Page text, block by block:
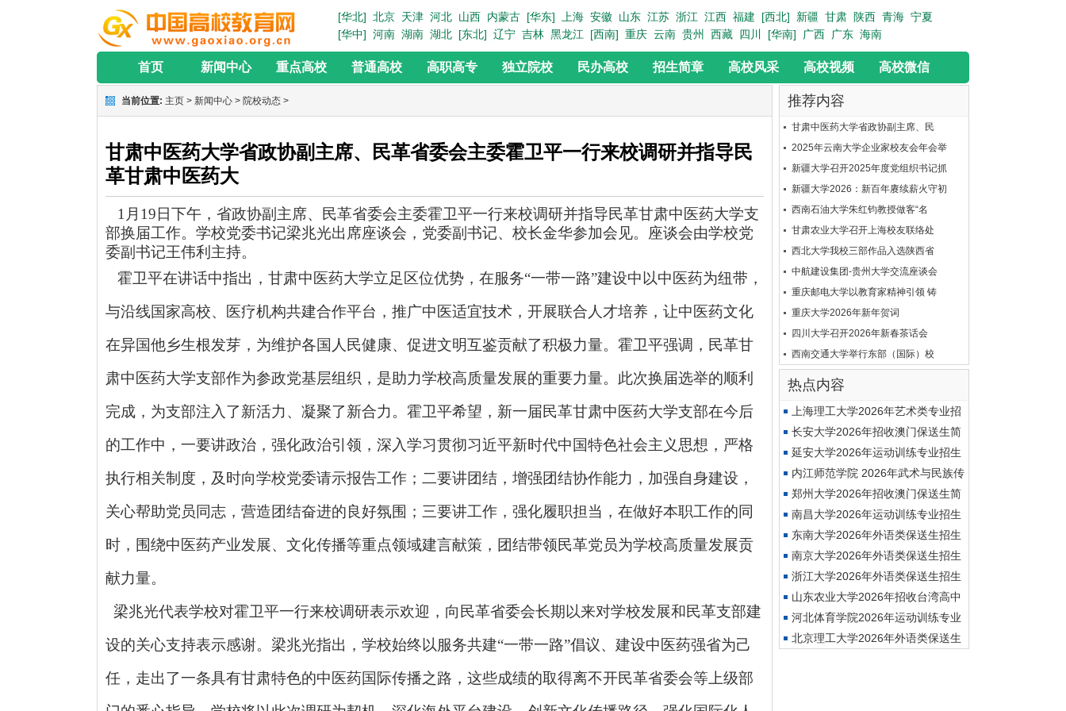
[华北] 北京 天津 河北 山西 内蒙古 [华东] 上海 安徽 山东 江苏 浙江 江西 福建 [西北] 新疆 甘肃 陕西 青海 宁夏
[华中] 河南 湖南 湖北 [东北] 辽宁 吉林 黑龙江 [西南] 重庆 云南 贵州 西藏 四川 [华南] 广西 广东 海南
首页 新闻中心 重点高校 普通高校 高职高专 独立院校 民办高校 招生简章 高校风采 高校视频 高校微信
当前位置: 主页 > 新闻中心 > 院校动态 >
甘肃中医药大学省政协副主席、民革省委会主委霍卫平一行来校调研并指导民
革甘肃中医药大
1月19日下午，省政协副主席、民革省委会主委霍卫平一行来校调研并指导民革甘肃中医药大学支
部换届工作。学校党委书记梁兆光出席座谈会，党委副书记、校长金华参加会见。座谈会由学校党
委副书记王伟利主持。
霍卫平在讲话中指出，甘肃中医药大学立足区位优势，在服务“一带一路”建设中以中医药为纽带，
与沿线国家高校、医疗机构共建合作平台，推广中医适宜技术，开展联合人才培养，让中医药文化
在异国他乡生根发芽，为维护各国人民健康、促进文明互鉴贡献了积极力量。霍卫平强调，民革甘
肃中医药大学支部作为参政党基层组织，是助力学校高质量发展的重要力量。此次换届选举的顺利
完成，为支部注入了新活力、凝聚了新合力。霍卫平希望，新一届民革甘肃中医药大学支部在今后
的工作中，一要讲政治，强化政治引领，深入学习贯彻习近平新时代中国特色社会主义思想，严格
执行相关制度，及时向学校党委请示报告工作；二要讲团结，增强团结协作能力，加强自身建设，
关心帮助党员同志，营造团结奋进的良好氛围；三要讲工作，强化履职担当，在做好本职工作的同
时，围绕中医药产业发展、文化传播等重点领域建言献策，团结带领民革党员为学校高质量发展贡
献力量。
梁兆光代表学校对霍卫平一行来校调研表示欢迎，向民革省委会长期以来对学校发展和民革支部建
设的关心支持表示感谢。梁兆光指出，学校始终以服务共建“一带一路”倡议、建设中医药强省为己
任，走出了一条具有甘肃特色的中医药国际传播之路，这些成绩的取得离不开民革省委会等上级部
推荐内容
甘肃中医药大学省政协副主席、民
2025年云南大学企业家校友会年会举
新疆大学召开2025年度党组织书记抓
新疆大学2026：新百年赓续薪火守初
西南石油大学朱红钧教授做客“名
甘肃农业大学召开上海校友联络处
西北大学我校三部作品入选陕西省
中航建设集团-贵州大学交流座谈会
重庆邮电大学以教育家精神引领 铸
重庆大学2026年新年贺词
四川大学召开2026年新春茶话会
西南交通大学举行东部（国际）校
热点内容
上海理工大学2026年艺术类专业招
生 长安大学2026年招收澳门保送生简
章 延安大学2026年运动训练专业招生
简 内江师范学院 2026年武术与民族传
统 郑州大学2026年招收澳门保送生简
章 南昌大学2026年运动训练专业招生
简 东南大学2026年外语类保送生招生
简 南京大学2026年外语类保送生招生
简 浙江大学2026年外语类保送生招生
简 山东农业大学2026年招收台湾高中
毕 河北体育学院2026年运动训练专业
（ 北京理工大学2026年外语类保送生